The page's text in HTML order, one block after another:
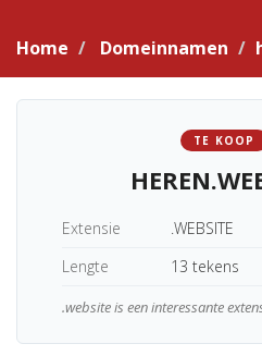
Home Domeinnamen
TE KOOP
Extensie
.WEBSITE
Lengte
13 tekens
.website is een interessante